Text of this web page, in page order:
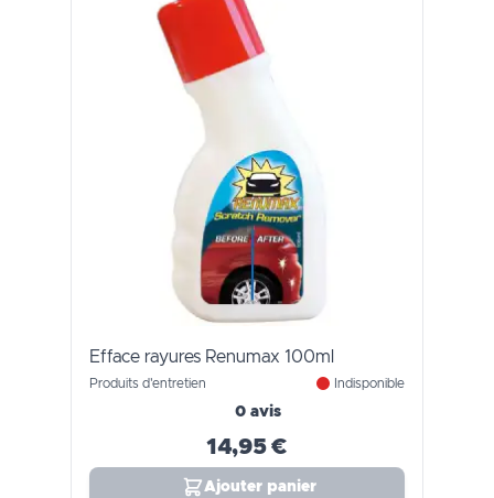
Efface rayures Renumax 100ml
Produits d'entretien Indisponible
0 avis
14,95 €
Ajouter panier